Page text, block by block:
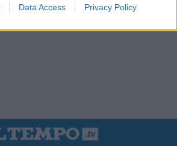
Data Access Privacy Policy